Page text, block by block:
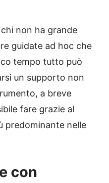
non ha grande
guidate ad hoc che
tempo tutto può
un supporto non
a breve
fare grazie al
predominante nelle
con